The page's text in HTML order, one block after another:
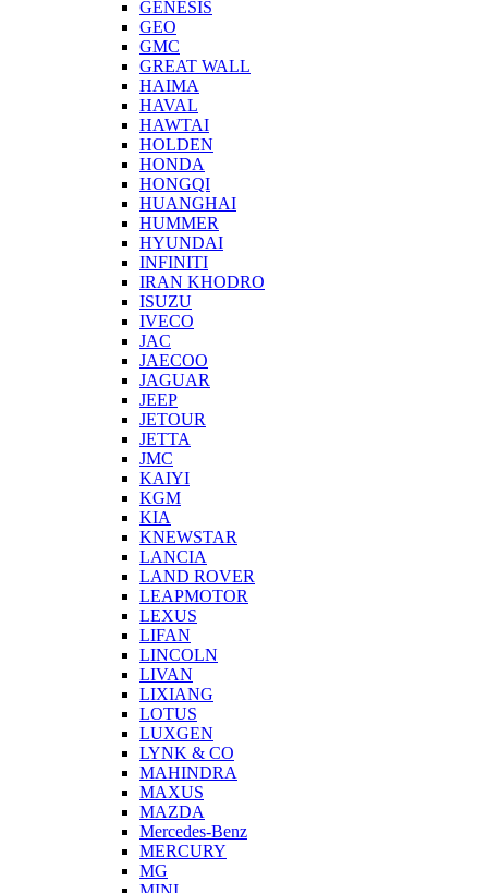
GENESIS
GEO
GMC
GREAT WALL
HAIMA
HAVAL
HAWTAI
HOLDEN
HONDA
HONGQI
HUANGHAI
HUMMER
HYUNDAI
INFINITI
IRAN KHODRO
ISUZU
IVECO
JAC
JAECOO
JAGUAR
JEEP
JETOUR
JETTA
JMC
KAIYI
KGM
KIA
KNEWSTAR
LANCIA
LAND ROVER
LEAPMOTOR
LEXUS
LIFAN
LINCOLN
LIVAN
LIXIANG
LOTUS
LUXGEN
LYNK & CO
MAHINDRA
MAXUS
MAZDA
Mercedes-Benz
MERCURY
MG